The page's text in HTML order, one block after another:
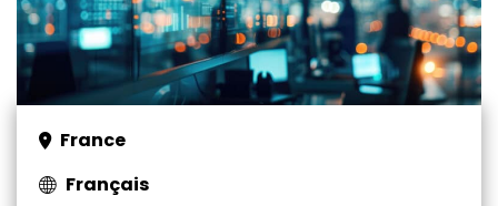
France
Français